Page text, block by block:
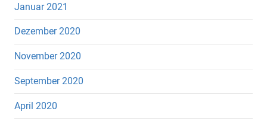
Januar 2021
Dezember 2020
November 2020
September 2020
April 2020